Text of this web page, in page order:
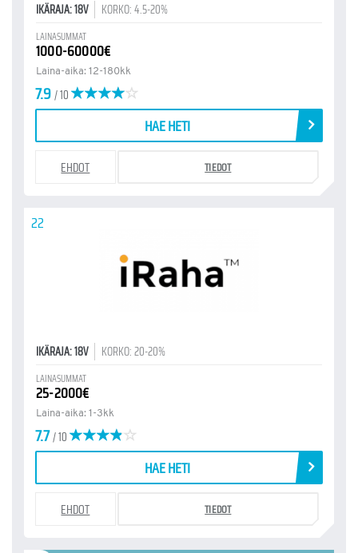
IKÄRAJA: 18V KORKO: 4.5-20%
LAINASUMMAT
1000-60000€
Laina-aika: 12-180kk
7.9/ 10
HAE HETI
EHDOT TIEDOT
22
IKÄRAJA: 18V KORKO: 20-20%
LAINASUMMAT
25-2000€
Laina-aika: 1-3kk
7.7/ 10
HAE HETI
EHDOT TIEDOT